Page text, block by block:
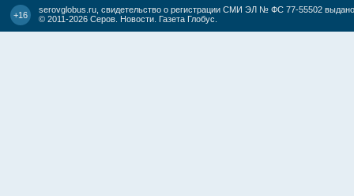
+16
serovglobus.ru, свидетельство о регистрации СМИ ЭЛ № ФС 77-55502
© 2011-2026 Серов. Новости. Газета Глобус